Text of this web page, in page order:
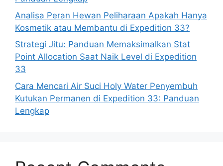
Analisa Peran Hewan Peliharaan Apakah Hanya
Kosmetik atau Membantu di Expedition 33?
Strategi Jitu: Panduan Memaksimalkan Stat
Point Allocation Saat Naik Level di Expedition
33
Cara Mencari Air Suci Holy Water Penyembuh
Kutukan Permanen di Expedition 33: Panduan
Lengkap